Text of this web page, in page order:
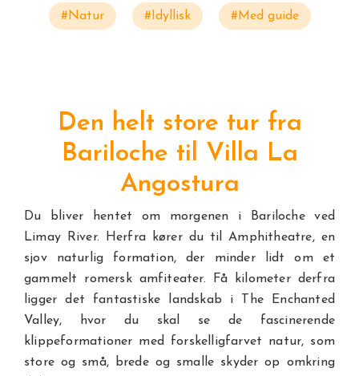
#Natur #Idyllisk #Med guide
Den helt store tur fra
Bariloche til Villa La
Angostura
Du bliver hentet om morgenen i Bariloche ved
Limay River. Herfra kører du til Amphitheatre, en
sjov naturlig formation, der minder lidt om et
gammelt romersk amfiteater. Få kilometer derfra
ligger det fantastiske landskab i The Enchanted
Valley, hvor du skal se de fascinerende
klippeformationer med forskelligfarvet natur, som
store og små, brede og smalle skyder op omkring